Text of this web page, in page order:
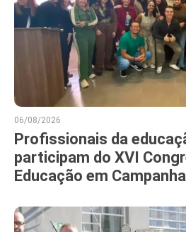
06/08/2026
Profissionais da
participam do XVI
Educação em